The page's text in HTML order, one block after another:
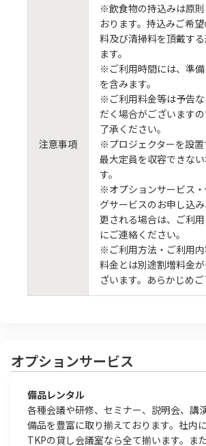
注意事項
※飲食物の持込みは原
おります。持込みご希
料及び清掃料を頂戴す
ます。
※ご利用時間には、準
を含みます。
※ご利用料金等は予告
だく場合がございます
了承ください。
※プロジェクターを設
最大定員を収容できな
す。
※オプションサービス
グサービスのお申し込
更される場合は、ご利
にご連絡ください。
※ご利用方法・ご利用
料金とは別途割増料金
ざいます。あらかじめご
オプションサービス
備品レンタル
各種会議や研修、セミナー、説明会、講
備品を豊富に取り揃えております。社内
TKPの貸し会議室なら全て揃います。ま